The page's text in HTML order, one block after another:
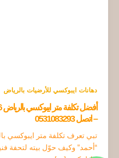
دهانات ايبوكسي للأرضيات بالرياض
– اتصل 0531083293